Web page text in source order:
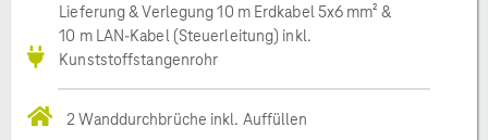
Lieferung & Verlegung 10 m Erdkabel 5x6 mm² &
10 m LAN-Kabel (Steuerleitung) inkl.
Kunststoffstangenrohr
2 Wanddurchbrüche inkl. Auffüllen